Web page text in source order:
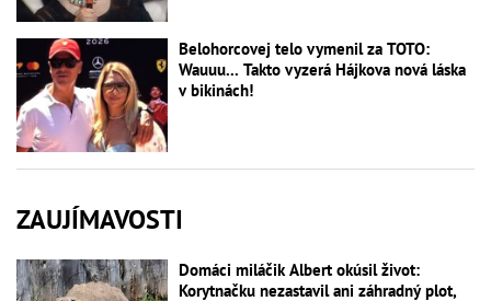
Belohorcovej telo vymenil za TOTO:
Wauuu... Takto vyzerá Hájkova nová láska
v bikinách!
ZAUJÍMAVOSTI
Domáci miláčik Albert okúsil život:
Korytnačku nezastavil ani záhradný plot,